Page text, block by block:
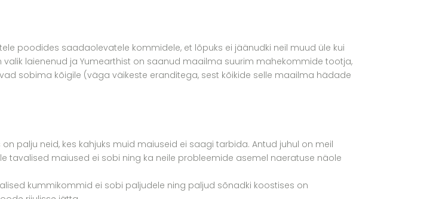
poodides saadaolevatele kommidele, et lõpuks ei jäänudki neil muud üle kui
laienenud ja Yumearthist on saanud maailma suurim mahekommide tootja,
sobima kõigile (väga väikeste eranditega, sest kõikide selle maailma hädade
on palju neid, kes kahjuks muid maiuseid ei saagi tarbida. Antud juhul on meil
tavalised maiused ei sobi ning ka neile probleemide asemel naeratuse näole
kummikommid ei sobi paljudele ning paljud sõnadki koostises on